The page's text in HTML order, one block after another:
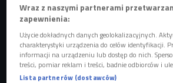
w konkursie, w nowej odświeżonej
Debiut na winylu"
10 artystów, artystek i zespołów,
się na Czwórkowym winylu - Będzie
razem z singlem "Green tea" - znalazła
Wraz z naszymi partnerami
zapewnienia:
Użycie dokładnych danych geolokalizacyjnych.
charakterystyki urządzenia do celów identyfikacji.
informacji na urządzeniu lub dostęp do nich.
treści, pomiar reklam i treści, badnie odbiorców i
Lista partnerów (dostawców)